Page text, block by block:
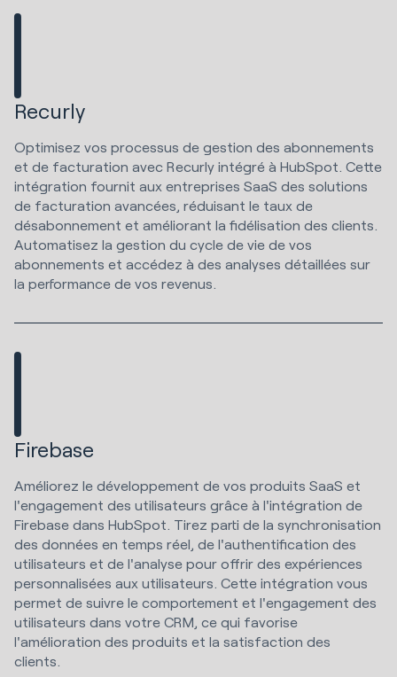
Recurly
Optimisez vos processus de gestion des abonnements
et de facturation avec Recurly intégré à HubSpot. Cette
intégration fournit aux entreprises SaaS des solutions
de facturation avancées, réduisant le taux de
désabonnement et améliorant la fidélisation des clients.
Automatisez la gestion du cycle de vie de vos
abonnements et accédez à des analyses détaillées sur
la performance de vos revenus.
Firebase
Améliorez le développement de vos produits SaaS et
l'engagement des utilisateurs grâce à l'intégration de
Firebase dans HubSpot. Tirez parti de la synchronisation
des données en temps réel, de l'authentification des
utilisateurs et de l'analyse pour offrir des expériences
personnalisées aux utilisateurs. Cette intégration vous
permet de suivre le comportement et l'engagement des
utilisateurs dans votre CRM, ce qui favorise
l'amélioration des produits et la satisfaction des
clients.